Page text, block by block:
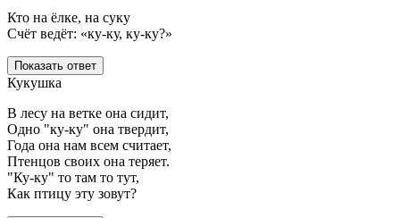
Кто на ёлке, на суку
Счёт ведёт: «ку-ку, ку-ку?»
Показать ответ
Кукушка
В лесу на ветке она сидит,
Одно "ку-ку" она твердит,
Года она нам всем считает,
Птенцов своих она теряет.
"Ку-ку" то там то тут,
Как птицу эту зовут?